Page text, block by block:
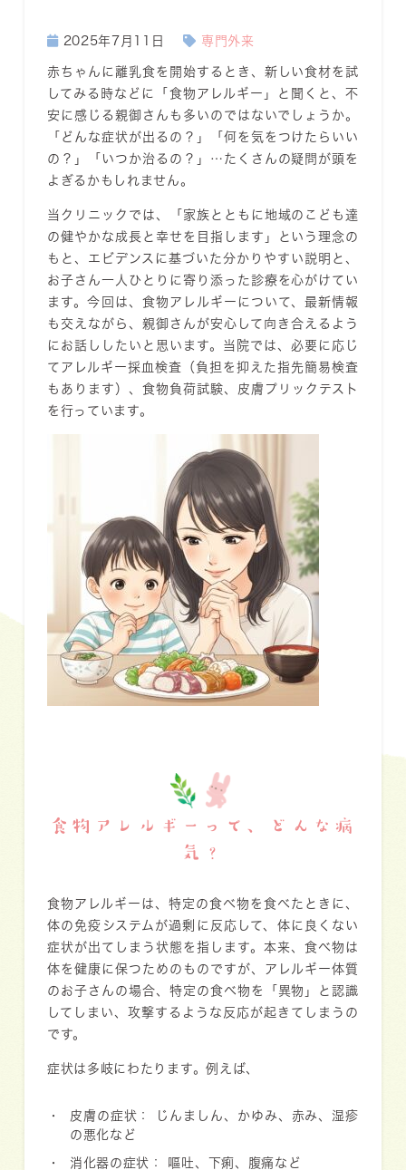
2025年7月11日 専門外来
赤ちゃんに離乳食を開始するとき、新しい食材を試
してみる時などに「食物アレルギー」と聞くと、不
安に感じる親御さんも多いのではないでしょうか。
「どんな症状が出るの？」「何を気をつけたらいい
の？」「いつか治るの？」…たくさんの疑問が頭を
よぎるかもしれません。
当クリニックでは、「家族とともに地域のこども達
の健やかな成長と幸せを目指します」という理念の
もと、エビデンスに基づいた分かりやすい説明と、
お子さん一人ひとりに寄り添った診療を心がけてい
ます。今回は、食物アレルギーについて、最新情報
も交えながら、親御さんが安心して向き合えるよう
にお話ししたいと思います。当院では、必要に応じ
てアレルギー採血検査（負担を抑えた指先簡易検査
もあります）、食物負荷試験、皮膚プリックテスト
を行っています。
食物アレルギーって、どんな病
気？
食物アレルギーは、特定の食べ物を食べたときに、
体の免疫システムが過剰に反応して、体に良くない
症状が出てしまう状態を指します。本来、食べ物は
体を健康に保つためのものですが、アレルギー体質
のお子さんの場合、特定の食べ物を「異物」と認識
してしまい、攻撃するような反応が起きてしまうの
です。
症状は多岐にわたります。例えば、
皮膚の症状：
じんましん、かゆみ、赤み、湿疹
の悪化など
消化器の症状： 嘔吐、下痢、腹痛など